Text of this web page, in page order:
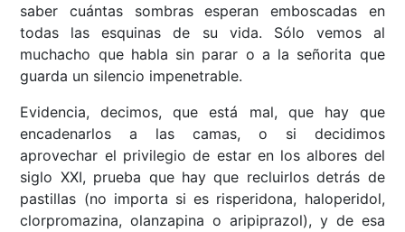
saber cuántas sombras esperan emboscadas en
todas las esquinas de su vida. Sólo vemos al
muchacho que habla sin parar o a la señorita que
guarda un silencio impenetrable.
Evidencia, decimos, que está mal, que hay que
encadenarlos a las camas, o si decidimos
aprovechar el privilegio de estar en los albores del
siglo XXI, prueba que hay que recluirlos detrás de
pastillas (no importa si es risperidona, haloperidol,
clorpromazina, olanzapina o aripiprazol), y de esa